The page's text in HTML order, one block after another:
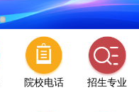
院校电话 招生专业